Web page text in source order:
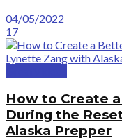
04/05/2022
17
How to Create
During the
Alaska Prepper